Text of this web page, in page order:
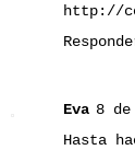
http://
Eva 8
Hasta